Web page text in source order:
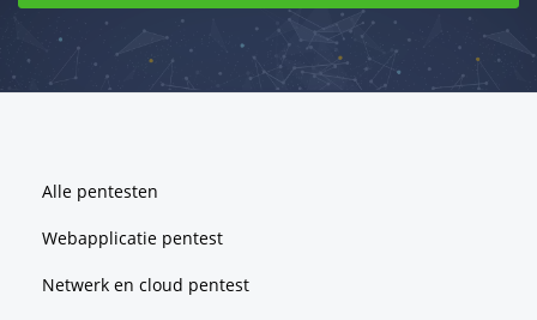
Alle pentesten
Webapplicatie pentest
Netwerk en cloud pentest